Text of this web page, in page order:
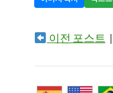
이전 포스트 |